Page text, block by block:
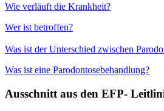
Wie verläuft die Krankheit?
Wer ist betroffen?
Was ist der Unterschied zwischen
Was ist eine Parodontosebehandlung?
Ausschnitt aus den EFP-